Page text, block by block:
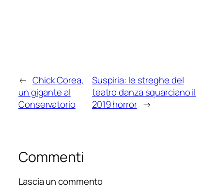
← Chick Corea,
un gigante al
Conservatorio
Suspiria: le streghe del
teatro danza squarciano il
2019 horror →
Commenti
Lascia un commento